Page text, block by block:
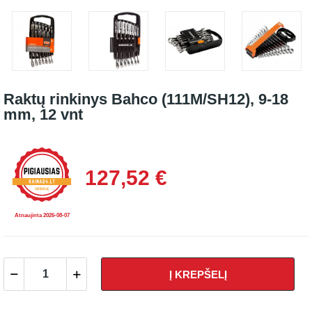
Raktų rinkinys Bahco (111M/SH12), 9-18
mm, 12 vnt
127,52 €
Atnaujinta 2026-08-07
Į KREPŠELĮ